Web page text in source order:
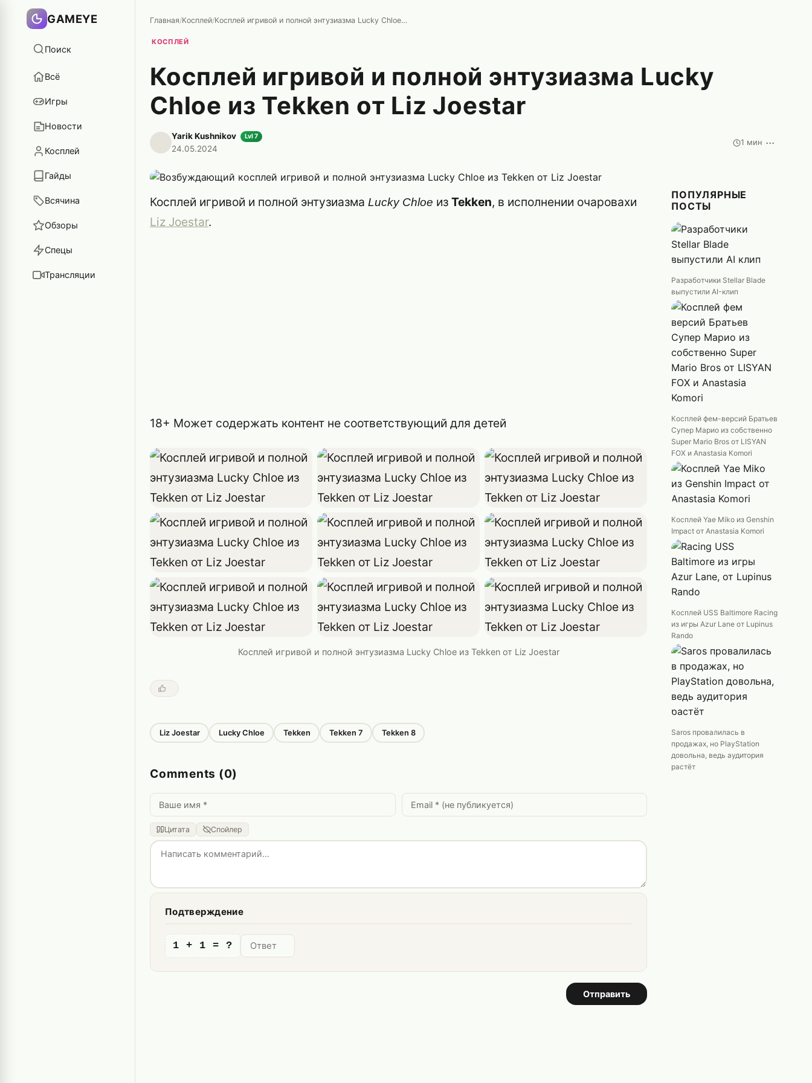
GAMEYE
Поиск
Всё
Игры
Новости
Косплей
Гайды
Всячина
Обзоры
Спецы
Трансляции
Главная/Косплей/ Косплей игривой и полной энтузиазма Lucky Chloe из Tekken от Liz Joestar
КОСПЛЕЙ
Косплей игривой и полной энтузиазма Lucky
Chloe из Tekken от Liz Joestar
Yarik Kushnikov Lvl 7
24.05.2024
1 мин ···
Косплей игривой и полной энтузиазма Lucky Chloe из Tekken, в исполнении очаровахи
Liz Joestar.
18+ Может содержать контент не соответствующий для детей
Косплей игривой и полной энтузиазма Lucky Chloe из Tekken от Liz Joestar
Liz Joestar Lucky Chloe Tekken Tekken 7 Tekken 8
Comments (0)
Цитата Спойлер
Подтверждение
1 + 1 = ?
Отправить
ПОПУЛЯРНЫЕ
ПОСТЫ
Разработчики Stellar Blade
выпустили AI-клип
Косплей фем-версий Братьев
Супер Марио из собственно
Super Mario Bros от LISYAN
FOX и Anastasia Komori
Косплей Yae Miko из Genshin
Impact от Anastasia Komori
Косплей USS Baltimore Racing
из игры Azur Lane от Lupinus
Rando
Saros провалилась в
продажах, но PlayStation
довольна, ведь аудитория
растёт